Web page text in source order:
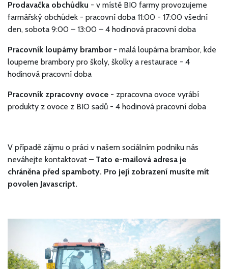
Prodavačka obchůdku - v místě BIO farmy provozujeme
farmářský obchůdek - pracovní doba 11:00 - 17:00 všední
den, sobota 9:00 – 13:00 – 4 hodinová pracovní doba
Pracovník loupárny brambor- malá loupárna brambor, kde
loupeme brambory pro školy, školky a restaurace - 4
hodinová pracovní doba
Pracovník zpracovny ovoce - zpracovna ovoce vyrábí
produkty z ovoce z BIO sadů - 4 hodinová pracovní doba
V případě zájmu o práci v našem sociálním podniku nás
neváhejte kontaktovat – Tato e-mailová adresa je
chráněna před spamboty. Pro její zobrazení musíte mít
povolen Javascript.